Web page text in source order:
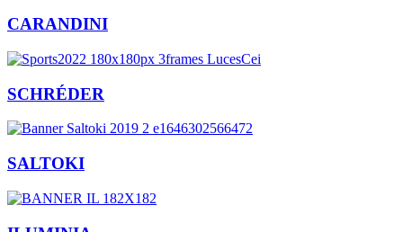
CARANDINI
SCHRÉDER
SALTOKI